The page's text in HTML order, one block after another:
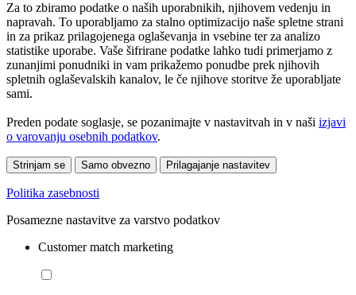
Za to zbiramo podatke o naših uporabnikih, njihovem vedenju in
napravah. To uporabljamo za stalno optimizacijo naše spletne strani
in za prikaz prilagojenega oglaševanja in vsebine ter za analizo
statistike uporabe. Vaše šifrirane podatke lahko tudi primerjamo z
zunanjimi ponudniki in vam prikažemo ponudbe prek njihovih
spletnih oglaševalskih kanalov, le če njihove storitve že uporabljate
sami.
Preden podate soglasje, se pozanimajte v nastavitvah in v naši izjavi
o varovanju osebnih podatkov.
Strinjam se Samo obvezno Prilagajanje nastavitev
Politika zasebnosti
Posamezne nastavitve za varstvo podatkov
Customer match marketing